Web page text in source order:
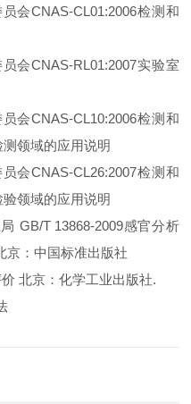
员会CNAS-CL01:2006检测和
员会CNAS-RL01:2007实验室
员会CNAS-CL10:2006检测和
领域的应用说明
员会CNAS-CL26:2007检测和
领域的应用说明
GB/T 13868-2009感官分析
京：中国标准出版社
北京：化学工业出版社.